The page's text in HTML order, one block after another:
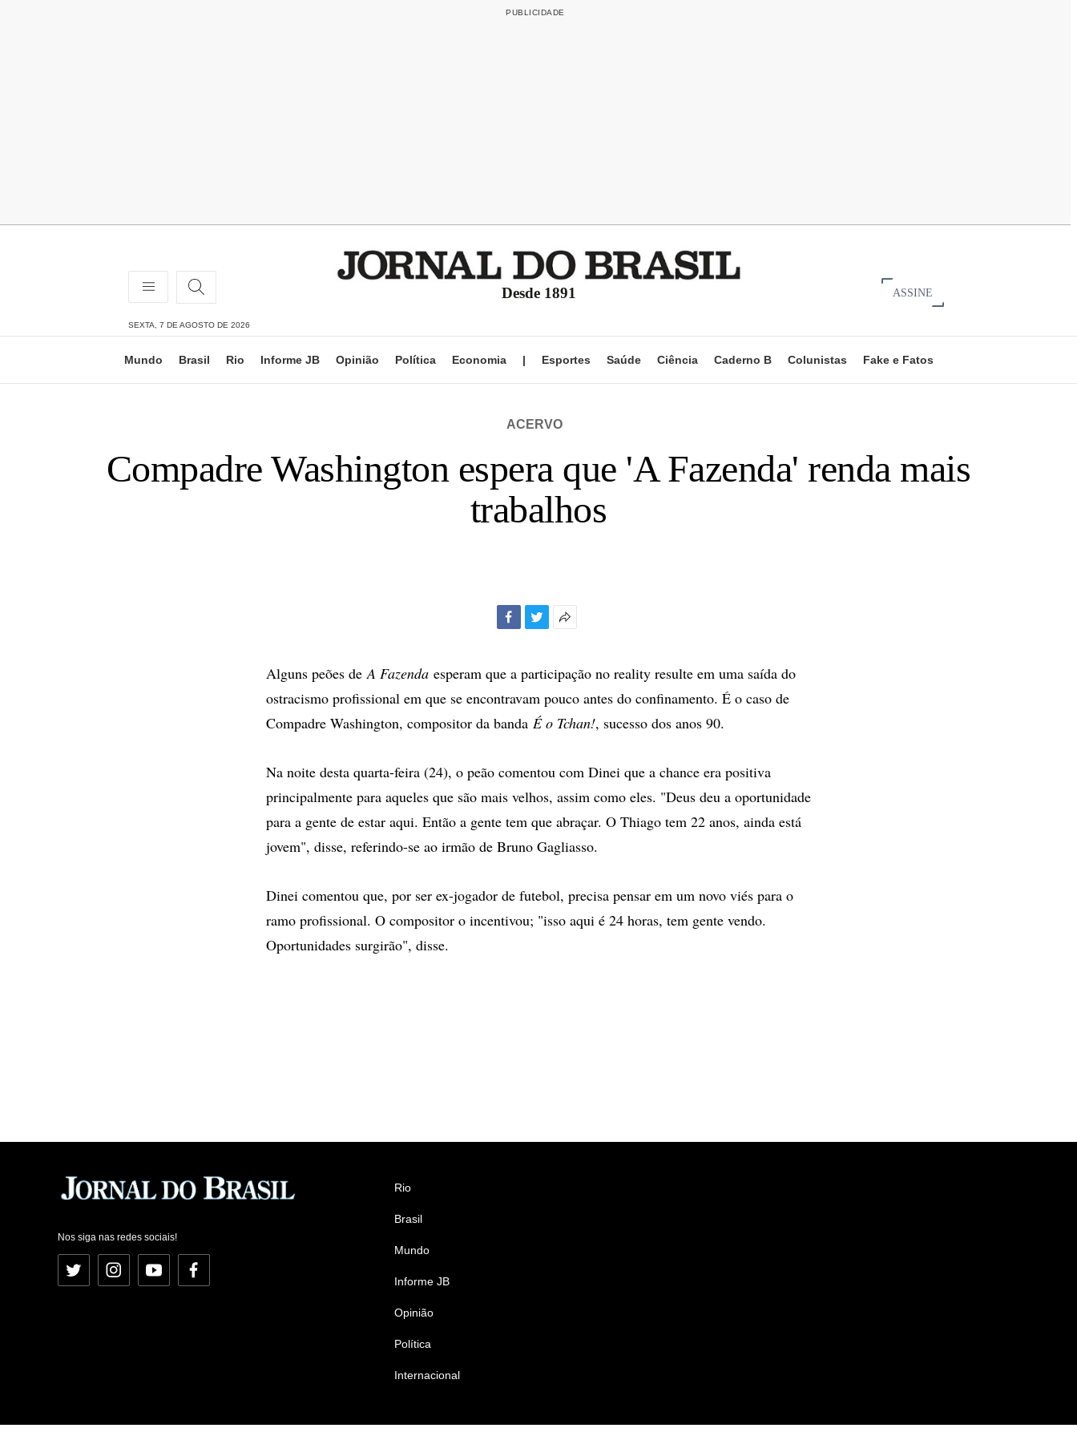
Desde 1891 ASSINE
SEXTA, 7 DE AGOSTO DE 2026
Mundo Brasil Rio Informe JB Opinião Política Economia | Esportes Saúde Ciência Caderno B Colunistas Fake e Fatos
ACERVO
Compadre Washington espera que 'A Fazenda' renda mais
trabalhos
compartilhamento
Alguns peões deA Fazenda esperam que a participação no reality resulte em uma saída do
ostracismo profissional em que se encontravam pouco antes do confinamento. É o caso de
Compadre Washington, compositor da banda É o Tchan!, sucesso dos anos 90.
Na noite desta quarta-feira (24), o peão comentou com Dinei que a chance era positiva
principalmente para aqueles que são mais velhos, assim como eles. "Deus deu a oportunidade
para a gente de estar aqui. Então a gente tem que abraçar. O Thiago tem 22 anos, ainda está
jovem", disse, referindo-se ao irmão de Bruno Gagliasso.
Dinei comentou que, por ser ex-jogador de futebol, precisa pensar em um novo viés para o
ramo profissional. O compositor o incentivou; "isso aqui é 24 horas, tem gente vendo.
Oportunidades surgirão", disse.
Nos siga nas redes sociais!
Twitter InstagramYouTubeFacebook
Rio
Brasil
Mundo
Informe JB
Opinião
Política
Internacional